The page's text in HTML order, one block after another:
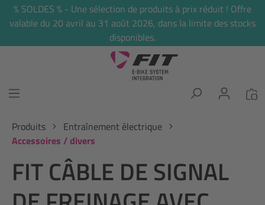
principal
% SOLDES % - Une sélection de produits à prix réduit ! Offre
valable du 20 avril au 31 août 2026, dans la limite des stocks
disponibles.
Produits
Entraînement électrique
Accessoires / divers
FIT CÂBLE DE SIGNAL